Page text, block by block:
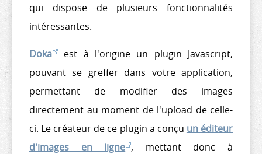
qui dispose de plusieurs fonctionnalités
intéressantes.
Doka
est à l'origine un plugin Javascript,
pouvant se greffer dans votre application,
permettant de modifier des images
directement au moment de l'upload de celle-
ci. Le créateur de ce plugin a conçu un éditeur
d'images en ligne , mettant donc à